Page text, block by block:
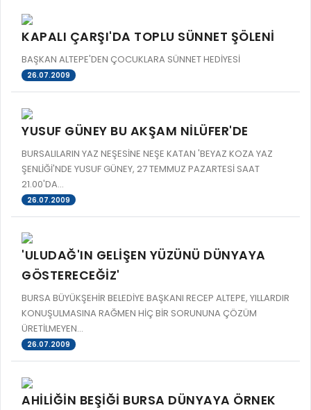
KAPALI ÇARŞI'DA TOPLU SÜNNET ŞÖLENİ
BAŞKAN ALTEPE'DEN ÇOCUKLARA SÜNNET HEDİYESİ
26.07.2009
YUSUF GÜNEY BU AKŞAM NİLÜFER'DE
BURSALILARIN YAZ NEŞESİNE NEŞE KATAN 'BEYAZ KOZA YAZ
ŞENLİĞİ'NDE YUSUF GÜNEY, 27 TEMMUZ PAZARTESİ SAAT
21.00'DA...
26.07.2009
'ULUDAĞ'IN GELİŞEN YÜZÜNÜ DÜNYAYA
GÖSTERECEĞİZ'
BURSA BÜYÜKŞEHİR BELEDİYE BAŞKANI RECEP ALTEPE, YILLARDIR
KONUŞULMASINA RAĞMEN HİÇ BİR SORUNUNA ÇÖZÜM
ÜRETİLMEYEN...
26.07.2009
AHİLİĞİN BEŞİĞİ BURSA DÜNYAYA ÖRNEK